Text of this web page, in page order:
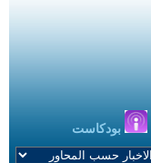
بودكاست